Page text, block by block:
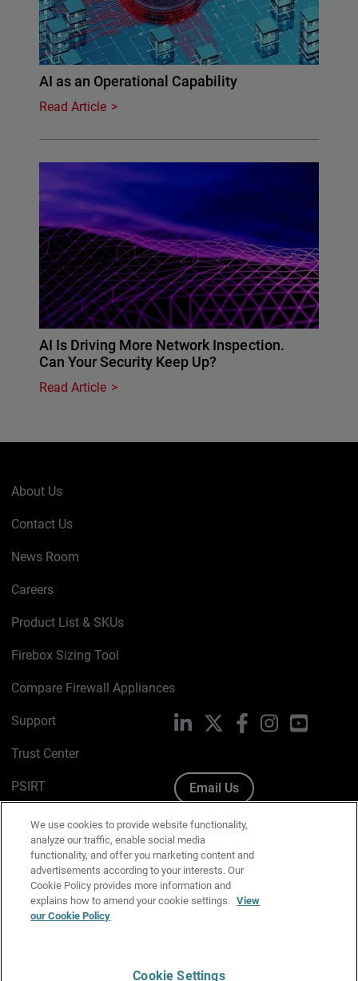
AI as an Operational Capability
Read Article
AI Is Driving More Network Inspection.
Can Your Security Keep Up?
Read Article
About Us
Contact Us
News Room
Careers
Product List & SKUs
Firebox Sizing Tool
Compare Firewall Appliances
Support
Trust Center
PSIRT
Cookie Policy
Privacy Policy
Media & Brand Kit
Manage Email Preferences
LinkedIn FacebookInstagramYouTube
Email Us
We use cookies to provide website functionality,
analyze our traffic, enable social media
functionality, and offer you marketing content and
advertisements according to your interests. Our
Cookie Policy provides more information and
explains how to amend your cookie settings. View
our Cookie Policy
Cookie Settings